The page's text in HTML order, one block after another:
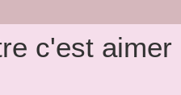
c'est aimer